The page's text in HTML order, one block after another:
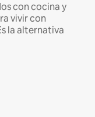
con cocina y
vivir con
la alternativa